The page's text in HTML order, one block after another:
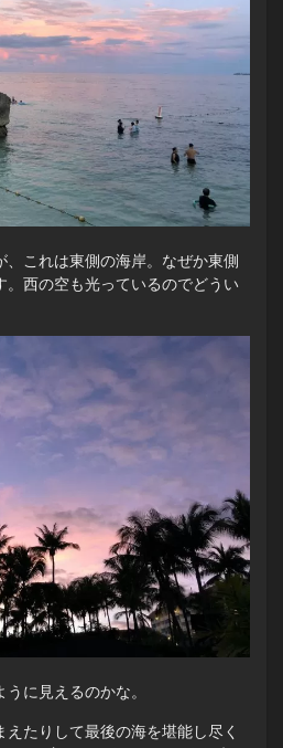
、これは東側の海岸。なぜか東側
。西の空も光っているのでどうい
に見えるのかな。
たりして最後の海を堪能し尽く